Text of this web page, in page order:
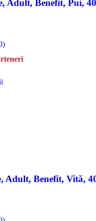
Adult, Benefit, Pui,
Adult, Benefit, Vită,